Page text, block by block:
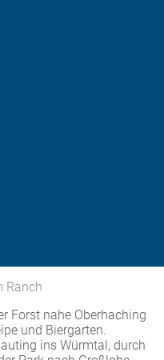
Ranch
Forst nahe Oberhaching
und Biergarten.
ins Würmtal, durch